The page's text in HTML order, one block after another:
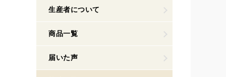
生産者について
商品一覧
届いた声